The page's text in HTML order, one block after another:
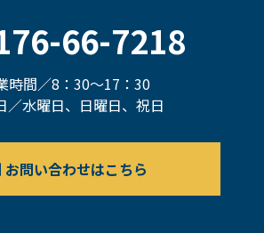
66-7218
時間／8：30～17：30
／水曜日、日曜日、祝日
お問い合わせはこちら